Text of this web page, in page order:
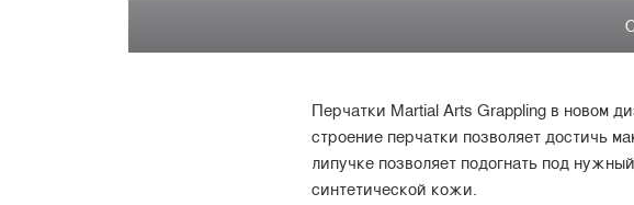
Перчатки Martial Arts Grappling в новом
строение перчатки позволяет достичь
липучке позволяет подогнать под
синтетической кожи.